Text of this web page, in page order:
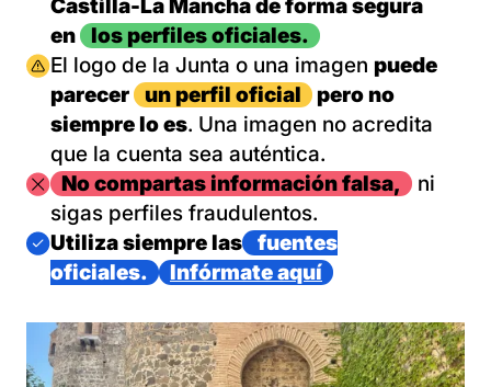
Castilla-La Mancha de forma segura
en
los perfiles oficiales.
Imagen
El logo de la Junta o una imagen puede
parecer
un perfil oficial
pero no
siempre lo es. Una imagen no acredita
que la cuenta sea auténtica.
ImagenNo compartas información falsa,
ni
sigas perfiles fraudulentos.
Imagen
Utiliza siempre las
fuentes
oficiales.
Infórmate aquí